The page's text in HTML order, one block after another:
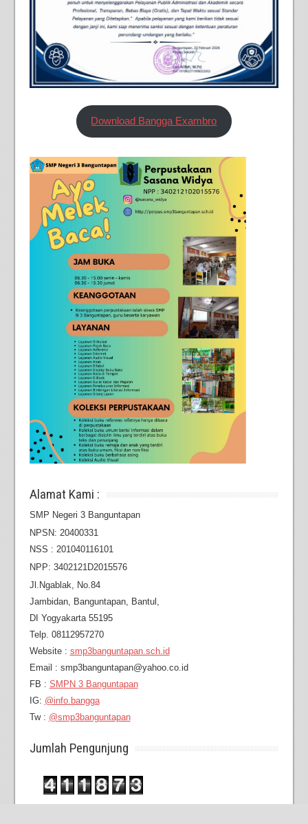
Download Bangga Exambro
Alamat Kami :
SMP Negeri 3 Banguntapan
NPSN: 20400331
NSS : 201040116101
NPP: 3402121D2015576
Jl.Ngablak, No.84
Jambidan, Banguntapan, Bantul,
DI Yogyakarta 55195
Telp. 08112957270
Website : smp3banguntapan.sch.id
Email : smp3banguntapan@yahoo.co.id
FB : SMPN 3 Banguntapan
IG: @info.bangga
Tw : @smp3banguntapan
Jumlah Pengunjung